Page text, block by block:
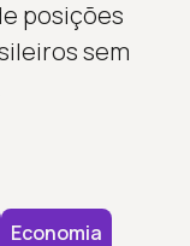
posições
sem
Economia